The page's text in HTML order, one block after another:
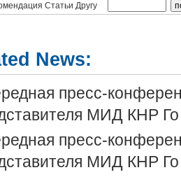
Статьи Другу
News:
пресс-
МИД КНР Го
пресс-
МИД КНР Го